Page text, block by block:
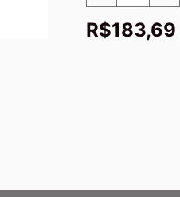
e
R$183,69